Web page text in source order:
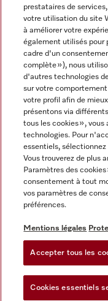
Langue
FRANÇAIS
Mentions légales
CGV
Protection des données
Paramètres des cookies
Miele sur Youtube
prestataires de
votre utilisation du site
à améliorer votre
également utilisés pour
cadre d'un
complète »), nous
d'autres technologies
sur votre
votre profil afin de
présentons via
tous les cookies »,
technologies. Pour
essentiels,
Vous trouverez de plus
Paramètres des
consentement à tout
vos paramètres de
préférences.
Mentions légales
Accepter tous les
Cookies essentiels